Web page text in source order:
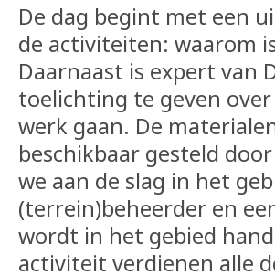
De dag begint met een
de activiteiten: waarom
Daarnaast is expert van
toelichting te geven
werk gaan. De
beschikbaar gesteld
we aan de slag in het
(terrein)beheerder en
wordt in het gebied
activiteit verdienen alle